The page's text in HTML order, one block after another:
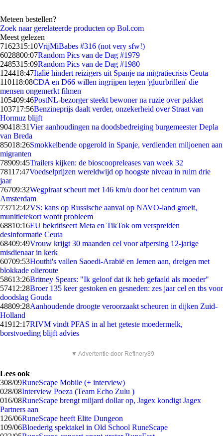
Meteen bestellen?
Zoek naar gerelateerde producten op Bol.com
Meest gelezen
7162315:10VrijMiBabes #316 (not very sfw!)
6028800:07Random Pics van de Dag #1979
2485315:09Random Pics van de Dag #1980
124418:47Italië hindert reizigers uit Spanje na migratiecrisis Ceuta
110118:08CDA en D66 willen ingrijpen tegen 'gluurbrillen' die
mensen ongemerkt filmen
105409:46PostNL-bezorger steekt bewoner na ruzie over pakket
103717:56Benzineprijs daalt verder, onzekerheid over Straat van
Hormuz blijft
90418:31Vier aanhoudingen na doodsbedreiging burgemeester Depla
van Breda
85018:26Smokkelbende opgerold in Spanje, verdienden miljoenen aan
migranten
78909:45Trailers kijken: de bioscoopreleases van week 32
78117:47Voedselprijzen wereldwijd op hoogste niveau in ruim drie
jaar
76709:32Wegpiraat scheurt met 146 km/u door het centrum van
Amsterdam
73712:42VS: kans op Russische aanval op NAVO-land groeit,
munitietekort wordt probleem
68810:16EU bekritiseert Meta en TikTok om verspreiden
desinformatie Ceuta
68409:49Vrouw krijgt 30 maanden cel voor afpersing 12-jarige
misdienaar in kerk
60709:53Houthi's vallen Saoedi-Arabië en Jemen aan, dreigen met
blokkade olieroute
58613:26Britney Spears: "Ik geloof dat ik heb gefaald als moeder"
57412:28Broer 135 keer gestoken en gesneden: zes jaar cel en tbs voor
doodslag Gouda
48809:28Aanhoudende droogte veroorzaakt scheuren in dijken Zuid-
Holland
41912:17RIVM vindt PFAS in al het geteste moedermelk,
borstvoeding blijft advies
▼ Advertentie door Refinery89
Lees ook
308/09RuneScape Mobile (+ interview)
028/08Interview Poeza (Team Echo Zulu )
016/08RuneScape brengt miljard dollar op, Jagex kondigt Jagex
Partners aan
1 26/06RuneScape heeft Elite Dungeon
109/06Bloederig spektakel in Old School RuneScape